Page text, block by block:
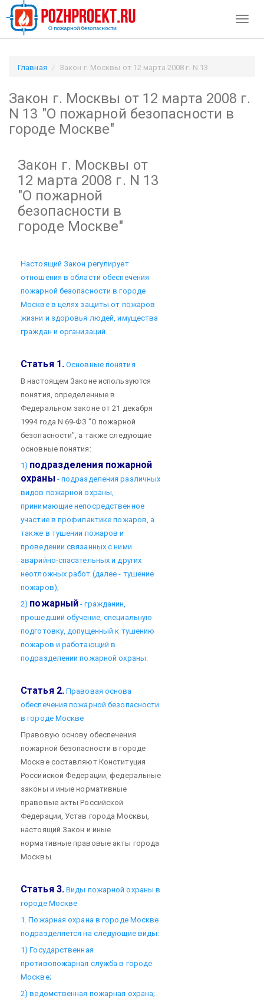
Главная
Закон г. Москвы от 12 марта 2008 г. N 13
Закон г. Москвы от 12 марта 2008 г.
N 13 "О пожарной безопасности в
городе Москве"
Закон г. Москвы от
12 марта 2008 г. N 13
"О пожарной
безопасности в
городе Москве"
Настоящий Закон регулирует
отношения в области обеспечения
пожарной безопасности в городе
Москве в целях защиты от пожаров
жизни и здоровья людей, имущества
граждан и организаций.
Статья 1.Основные понятия
В настоящем Законе используются
понятия, определенные в
Федеральном законе от 21 декабря
1994 года N 69-ФЗ "О пожарной
безопасности", а также следующие
основные понятия:
1) подразделения пожарной
охраны - подразделения различных
видов пожарной охраны,
принимающие непосредственное
участие в профилактике пожаров, а
также в тушении пожаров и
проведении связанных с ними
аварийно-спасательных и других
неотложных работ (далее - тушение
пожаров);
2) пожарный - гражданин,
прошедший обучение, специальную
подготовку, допущенный к тушению
пожаров и работающий в
подразделении пожарной охраны.
Статья 2.Правовая основа
обеспечения пожарной безопасности
в городе Москве
Правовую основу обеспечения
пожарной безопасности в городе
Москве составляют Конституция
Российской Федерации, федеральные
законы и иные нормативные
правовые акты Российской
Федерации, Устав города Москвы,
настоящий Закон и иные
нормативные правовые акты города
Москвы.
Статья 3.Виды пожарной охраны в
городе Москве
1. Пожарная охрана в городе Москве
подразделяется на следующие виды:
1) Государственная
противопожарная служба в городе
Москве;
2) ведомственная пожарная охрана;